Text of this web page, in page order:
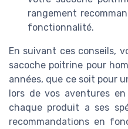
rangement
fonctionnalité.
En suivant ces conseils,
sacoche poitrine pour
années, que ce soit pour
lors de vos aventures
chaque produit a ses
recommandations en